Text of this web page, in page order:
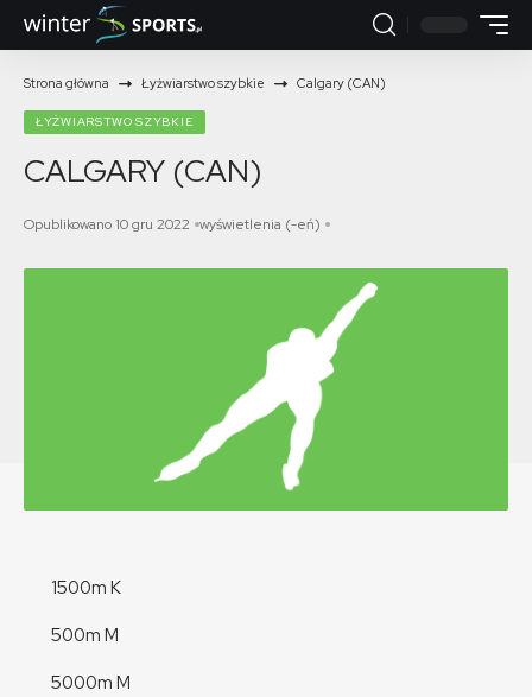
Strona główna Łyżwiarstwo szybkie Calgary (CAN)
ŁYŻWIARSTWO SZYBKIE
CALGARY (CAN)
Opublikowano 10 gru 2022 wyświetlenia (-eń)
1500m K
500m M
5000m M